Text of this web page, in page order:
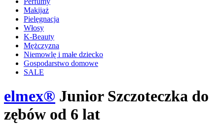
Makijaż
Pielęgnacja
Włosy
K-Beauty
Mężczyzna
Niemowlę i małe dziecko
Gospodarstwo domowe
SALE
elmex® Junior Szczoteczka do
zębów od 6 lat